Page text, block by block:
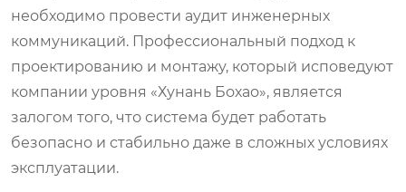
необходимо провести аудит инженерных
коммуникаций. Профессиональный подход к
проектированию и монтажу, который исповедуют
компании уровня «Хунань Бохао», является
залогом того, что система будет работать
безопасно и стабильно даже в сложных условиях
эксплуатации.